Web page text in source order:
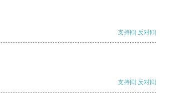
支持[0] 反对[0]
支持[0] 反对[0]